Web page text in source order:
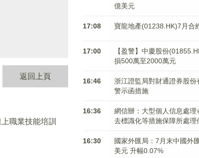
返回上頁
職業技能培訓
億美元
17:08 寶龍地產(01238.HK)7月合
17:00
【盈警】中慶股份
損500萬至2000萬元
16:46
浙江證監局對財通證券股份
警示函措施
16:36
網信辦：大型個人信息處理
去標識化等措施保障所處理
16:30
國家外匯局：7月末中國外
美元 升幅0.07%